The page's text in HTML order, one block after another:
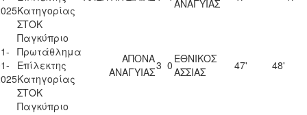
Κατηγορίας
ΣΤΟΚ
ΑΝΑΓΥΙΑΣ
Παγκύπριο
Πρωτάθλημα
Επίλεκτης
Κατηγορίας
ΣΤΟΚ
ΑΠΟΝΑ
ΑΝΑΓΥΙΑΣ3 0 ΕΘΝΙΚΟΣ
ΑΣΣΙΑΣ
47' 48'
Παγκύπριο